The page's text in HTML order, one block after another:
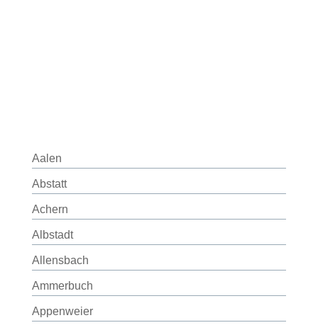
Aalen
Abstatt
Achern
Albstadt
Allensbach
Ammerbuch
Appenweier